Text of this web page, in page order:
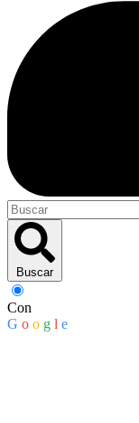
Buscar
Con
G o o g l e